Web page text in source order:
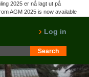
Register
Log in
2025 er nå lagt ut på
AGM 2025 is now available